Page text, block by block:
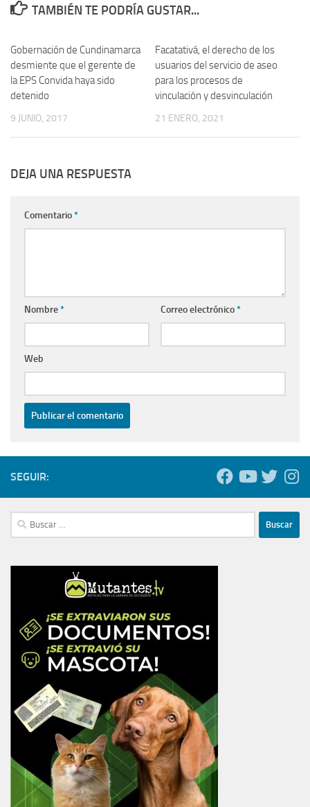
TAMBIÉN TE PODRÍA GUSTAR...
Gobernación de Cundinamarca
desmiente que el gerente de
la EPS Convida haya sido
detenido
9 JUNIO, 2017
Facatativá, el derecho de los
usuarios del servicio de aseo
para los procesos de
vinculación y desvinculación
21 ENERO, 2021
DEJA UNA RESPUESTA
Comentario*
Nombre* Correo electrónico*
Web
SEGUIR:
Buscar: